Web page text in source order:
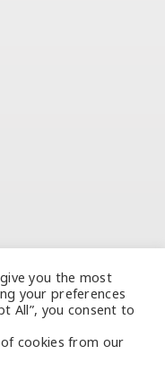
you the most
your preferences
All”, you consent to
cookies from our